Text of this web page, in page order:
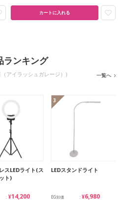
カートに入れる
ランキング
（アイラッシュガレージ）) 一覧へ
スLEDライト(ス
ト)
¥14,200
3
LEDスタンドライト
EG卸価 ¥6,980